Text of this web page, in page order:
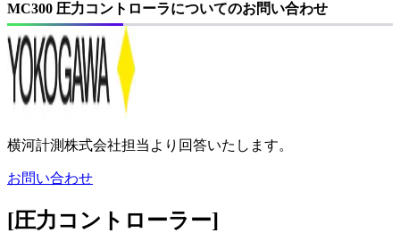
MC300 圧力コントローラについてのお問い合わせ
横河計測株式会社担当より回答いたします。
お問い合わせ
[圧力コントローラー]